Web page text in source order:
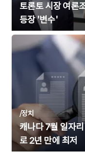
토론토 시장 여론
등장 '변수'
/정치
캐나다 7월 일자
로 2년 만에 최저